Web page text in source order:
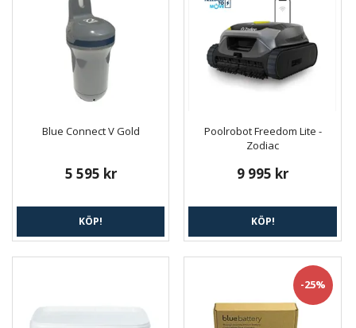
Blue Connect V Gold
5 595 kr
KÖP!
Poolrobot Freedom Lite -
Zodiac
9 995 kr
KÖP!
-25%